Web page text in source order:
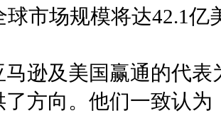
球市场规模将达42.1亿
马逊及美国赢通的代表
了方向。他们一致认